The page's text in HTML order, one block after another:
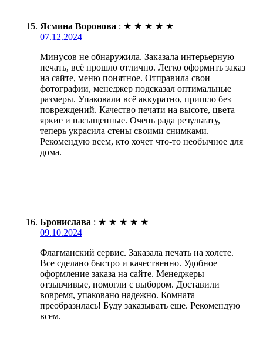
Ясмина Воронова : ★ ★ ★ ★ ★
07.12.2024
Минусов не обнаружила. Заказала интерьерную
печать, всё прошло отлично. Легко оформить заказ
на сайте, меню понятное. Отправила свои
фотографии, менеджер подсказал оптимальные
размеры. Упаковали всё аккуратно, пришло без
повреждений. Качество печати на высоте, цвета
яркие и насыщенные. Очень рада результату,
теперь украсила стены своими снимками.
Рекомендую всем, кто хочет что-то необычное для
дома.
Бронислава : ★ ★ ★ ★ ★
09.10.2024
Флагманский сервис. Заказала печать на холсте.
Все сделано быстро и качественно. Удобное
оформление заказа на сайте. Менеджеры
отзывчивые, помогли с выбором. Доставили
вовремя, упаковано надежно. Комната
преобразилась! Буду заказывать еще. Рекомендую
всем.